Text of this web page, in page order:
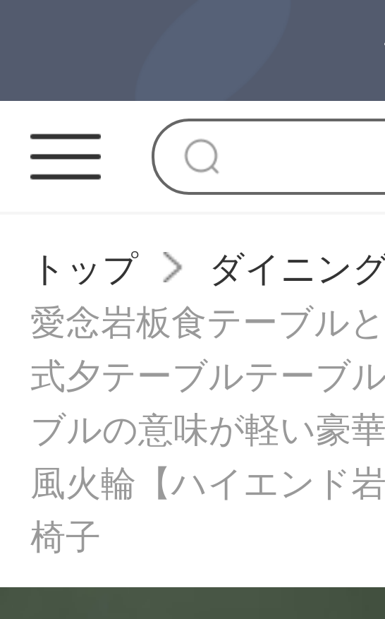
トップ
ダイニン
愛念岩板食テーブル
式夕テーブルテーブ
ブルの意味が軽い豪
風火輪【ハイエンド
椅子